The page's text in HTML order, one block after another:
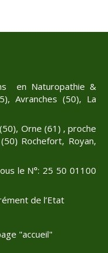
en Naturopathie &
Avranches (50), La
Orne (61) , proche
Rochefort, Royan,
le N°: 25 50 01100
de l’Etat
"accueil"